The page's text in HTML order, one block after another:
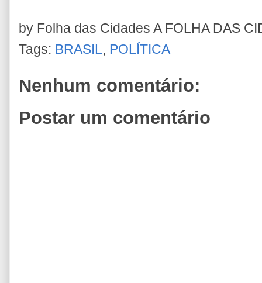
by Folha das Cidades A FOLHA DAS
Tags: BRASIL, POLÍTICA
Nenhum comentário:
Postar um comentário